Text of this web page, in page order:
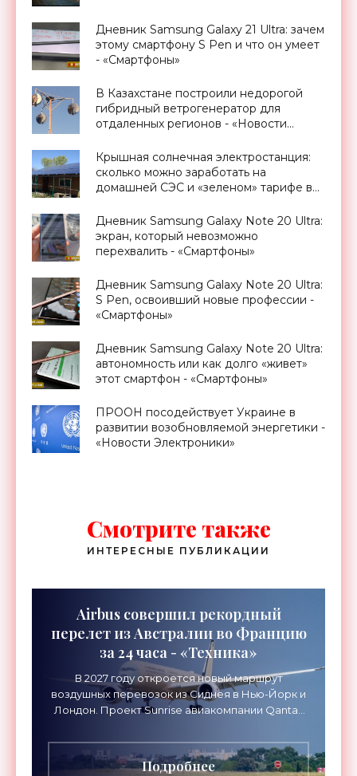
Дневник Samsung Galaxy 21 Ultra: зачем
этому смартфону S Pen и что он умеет
- «Смартфоны»
В Казахстане построили недорогой
гибридный ветрогенератор для
отдаленных регионов - «Новости
Крышная солнечная электростанция:
сколько можно заработать на
домашней СЭС и «зеленом» тарифе в
Дневник Samsung Galaxy Note 20 Ultra:
экран, который невозможно
перехвалить - «Смартфоны»
Дневник Samsung Galaxy Note 20 Ultra:
S Pen, освоивший новые профессии -
«Смартфоны»
Дневник Samsung Galaxy Note 20 Ultra:
автономность или как долго «живет»
этот смартфон - «Смартфоны»
ПРООН посодействует Украине в
развитии возобновляемой энергетики -
«Новости Электроники»
Смотрите также
ИНТЕРЕСНЫЕ ПУБЛИКАЦИИ
Airbus совершил рекордный
перелет из Австралии во Францию
за 24 часа - «Техника»
В 2027 году откроется новый маршрут
воздушных перевозок из Сиднея в Нью-Йорк и
Лондон. Проект Sunrise авиакомпании Qantas
длительностью до 24
Подробнее